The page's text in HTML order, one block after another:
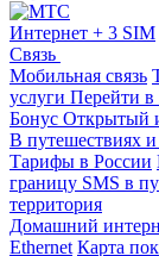
Интернет + 3 SIM
Связь
Мобильная связь
услуги Перейти
Бонус Открытый
В путешествиях
Тарифы в России
границу SMS в
территория
Домашний
Ethernet Карта